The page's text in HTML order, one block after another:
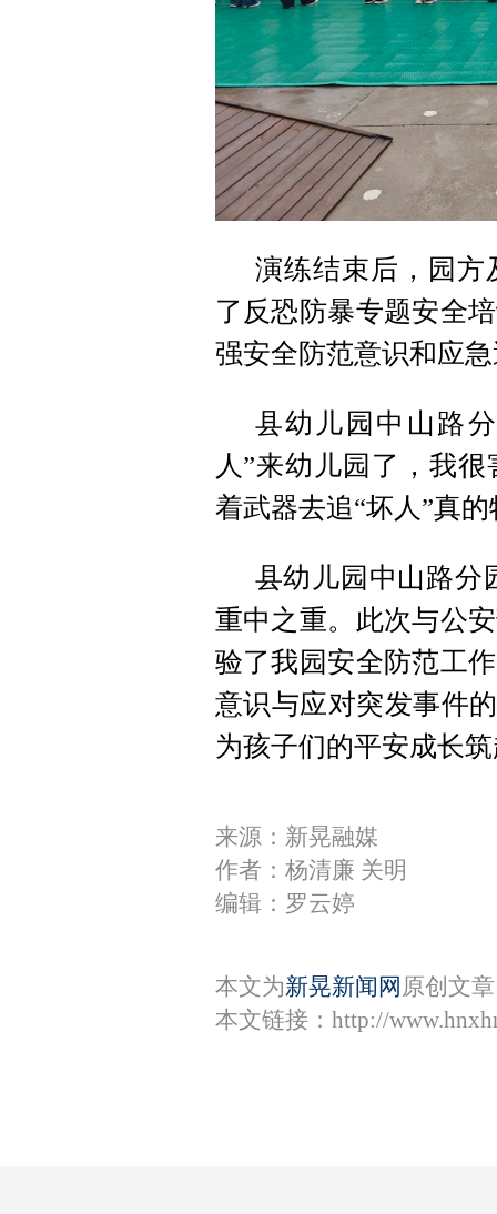
演练结束后，园方
了反恐防暴专题安全
强安全防范意识和应
县幼儿园中山路
人”来幼儿园了，我
着武器去追“坏人”真
县幼儿园中山路分
重中之重。此次与公
验了我园安全防范工
意识与应对突发事件
为孩子们的平安成长
来源：新晃融媒
作者：杨清廉 关明
编辑：罗云婷
本文为新晃新闻网 原创文
本文链接： http://